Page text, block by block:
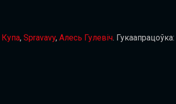
Купа, Spravavy, Алесь Гулевіч. Гукаапрацоўка: